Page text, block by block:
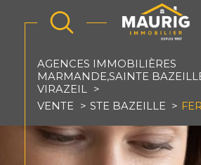
AGENCES IMMOBILIÈRES
MARMANDE,SAINTE
VIRAZEIL
VENTE
STE BAZEILLE